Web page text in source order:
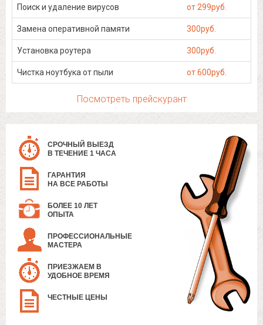
Поиск и удаление вирусов от 299руб.
Замена оперативной памяти 300руб.
Установка роутера 300руб.
Чистка ноутбука от пыли от 600руб.
Посмотреть прейскурант
СРОЧНЫЙ ВЫЕЗД
В ТЕЧЕНИЕ 1 ЧАСА
ГАРАНТИЯ
НА ВСЕ РАБОТЫ
БОЛЕЕ 10 ЛЕТ
ОПЫТА
ПРОФЕССИОНАЛЬНЫЕ
МАСТЕРА
ПРИЕЗЖАЕМ В
УДОБНОЕ ВРЕМЯ
ЧЕСТНЫЕ ЦЕНЫ